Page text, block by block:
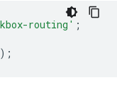
routing' ;
);